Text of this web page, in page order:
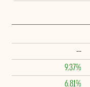
--
9.37%
6.81%